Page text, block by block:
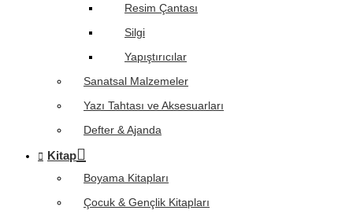
Resim Çantası
Silgi
Yapıştırıcılar
Sanatsal Malzemeler
Yazı Tahtası ve Aksesuarları
Defter & Ajanda
Kitap
Boyama Kitapları
Çocuk & Gençlik Kitapları